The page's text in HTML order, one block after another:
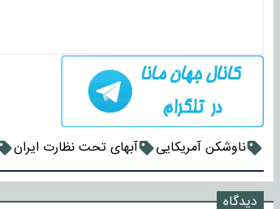
ناوشکن آمریکایی آبهای تحت نظارت ایران
دیدگاه